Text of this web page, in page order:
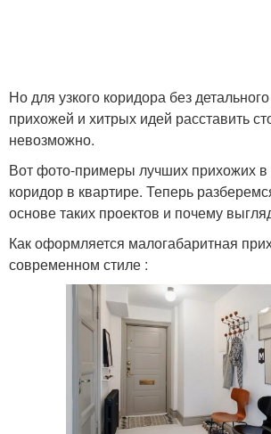
Но для узкого коридора без
прихожей и хитрых идей расставить
невозможно.
Вот фото-примеры лучших прихожих в
коридор в квартире. Теперь
основе таких проектов и почему
Как оформляется малогабаритная
современном стиле :